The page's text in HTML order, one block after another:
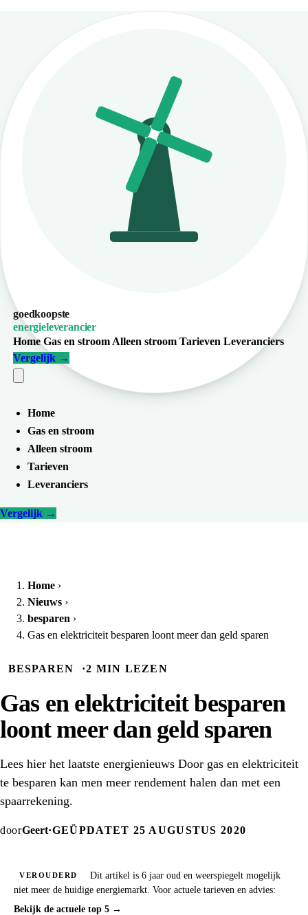
goedkoopste
energieleverancier
HomeGas en stroom Alleen stroom Tarieven Leveranciers
Vergelijk →
Home
Gas en stroom
Alleen stroom
Tarieven
Leveranciers
Vergelijk →
Home ›
Nieuws ›
besparen ›
Gas en elektriciteit besparen loont meer dan geld sparen
BESPAREN ·2 MIN LEZEN
Gas en elektriciteit besparen
loont meer dan geld sparen
Lees hier het laatste energienieuws Door gas en elektriciteit
te besparen kan men meer rendement halen dan met een
spaarrekening.
doorGeert·GEÜPDATET 25 AUGUSTUS 2020
VEROUDERD
Dit artikel is 6 jaar oud en weerspiegelt mogelijk
niet meer de huidige energiemarkt. Voor actuele tarieven en advies:
Bekijk de actuele top 5 →